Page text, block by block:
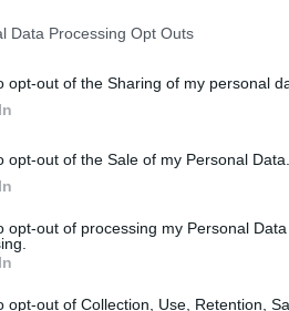
Data Processing Opt Outs
opt-out of the Sharing of my personal
opt-out of the Sale of my Personal Data.
opt-out of processing my Personal
opt-out of Collection, Use, Retention,